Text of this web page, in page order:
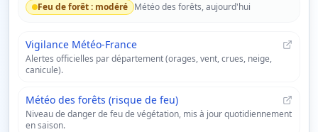
Feu de forêt : modéré Météo des forêts, aujourd'hui
Vigilance Météo-France
Alertes officielles par département (orages, vent, crues, neige,
canicule).
Météo des forêts (risque de feu)
Niveau de danger de feu de végétation, mis à jour quotidiennement
en saison.